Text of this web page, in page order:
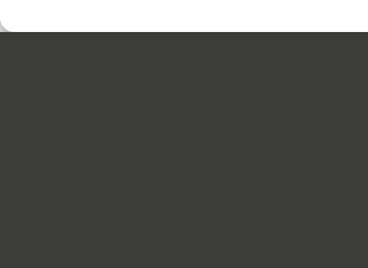
Besoin d’un renseignement ?